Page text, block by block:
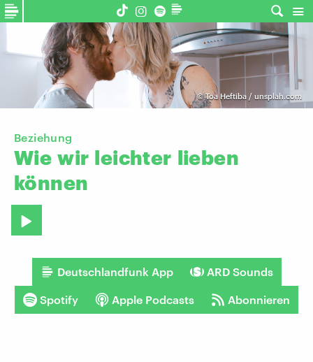
©Toa Heftiba / unsplah.com
Beziehung
Wie wir leichter lieben
können
Deutschlandfunk App ARD Sounds
Spotify Apple Podcasts Abonnieren